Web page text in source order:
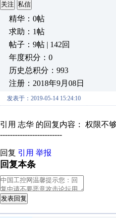
关注 私信
精华：0帖
求助：1帖
帖子：9帖 | 142回
年度积分：0
历史总积分：993
注册：2018年9月08日
发表于：2019-05-14 15:24:10
引用 志华 的回复内容： 权限不
-------------------------
回复 引用 举报
回复本条
发表回复